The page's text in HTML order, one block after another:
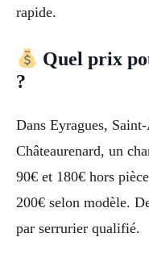
rapide.
Quel prix
?
Dans Eyragues,
Châteaurenard, un
90€ et 180€ hors
200€ selon modèle.
par serrurier qualifié.